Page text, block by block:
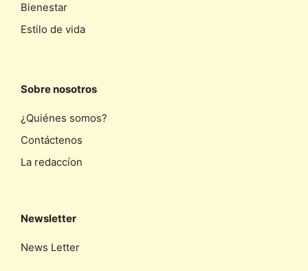
Bienestar
Estilo de vida
Sobre nosotros
¿Quiénes somos?
Contáctenos
La redaccíon
Newsletter
News Letter